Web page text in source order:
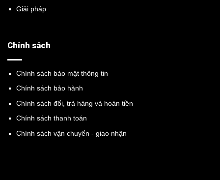
Giải pháp
Chính sách
Chính sách bảo mật thông tin
Chính sách bảo hành
Chính sách đổi, trả hàng và hoàn tiền
Chính sách thanh toán
Chính sách vận chuyển - giao nhận